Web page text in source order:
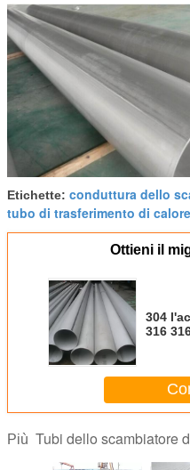
Etichette: conduttura dello
tubo di trasferimento di calore
Ottieni il
304
316
Più Tubi dello scambiatore